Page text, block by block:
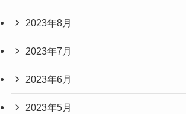
2023年8月
2023年7月
2023年6月
2023年5月